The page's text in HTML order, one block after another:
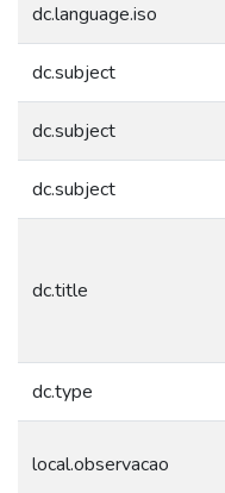
dc.language.iso
dc.subject
dc.subject
dc.subject
dc.title
dc.type
local.observacao